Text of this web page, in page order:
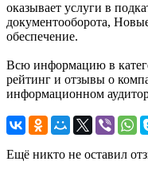
оказывает услуги в
документооборота,
обеспечение.
Всю информацию в
рейтинг и отзывы о
информационном
Ещё никто не оставил